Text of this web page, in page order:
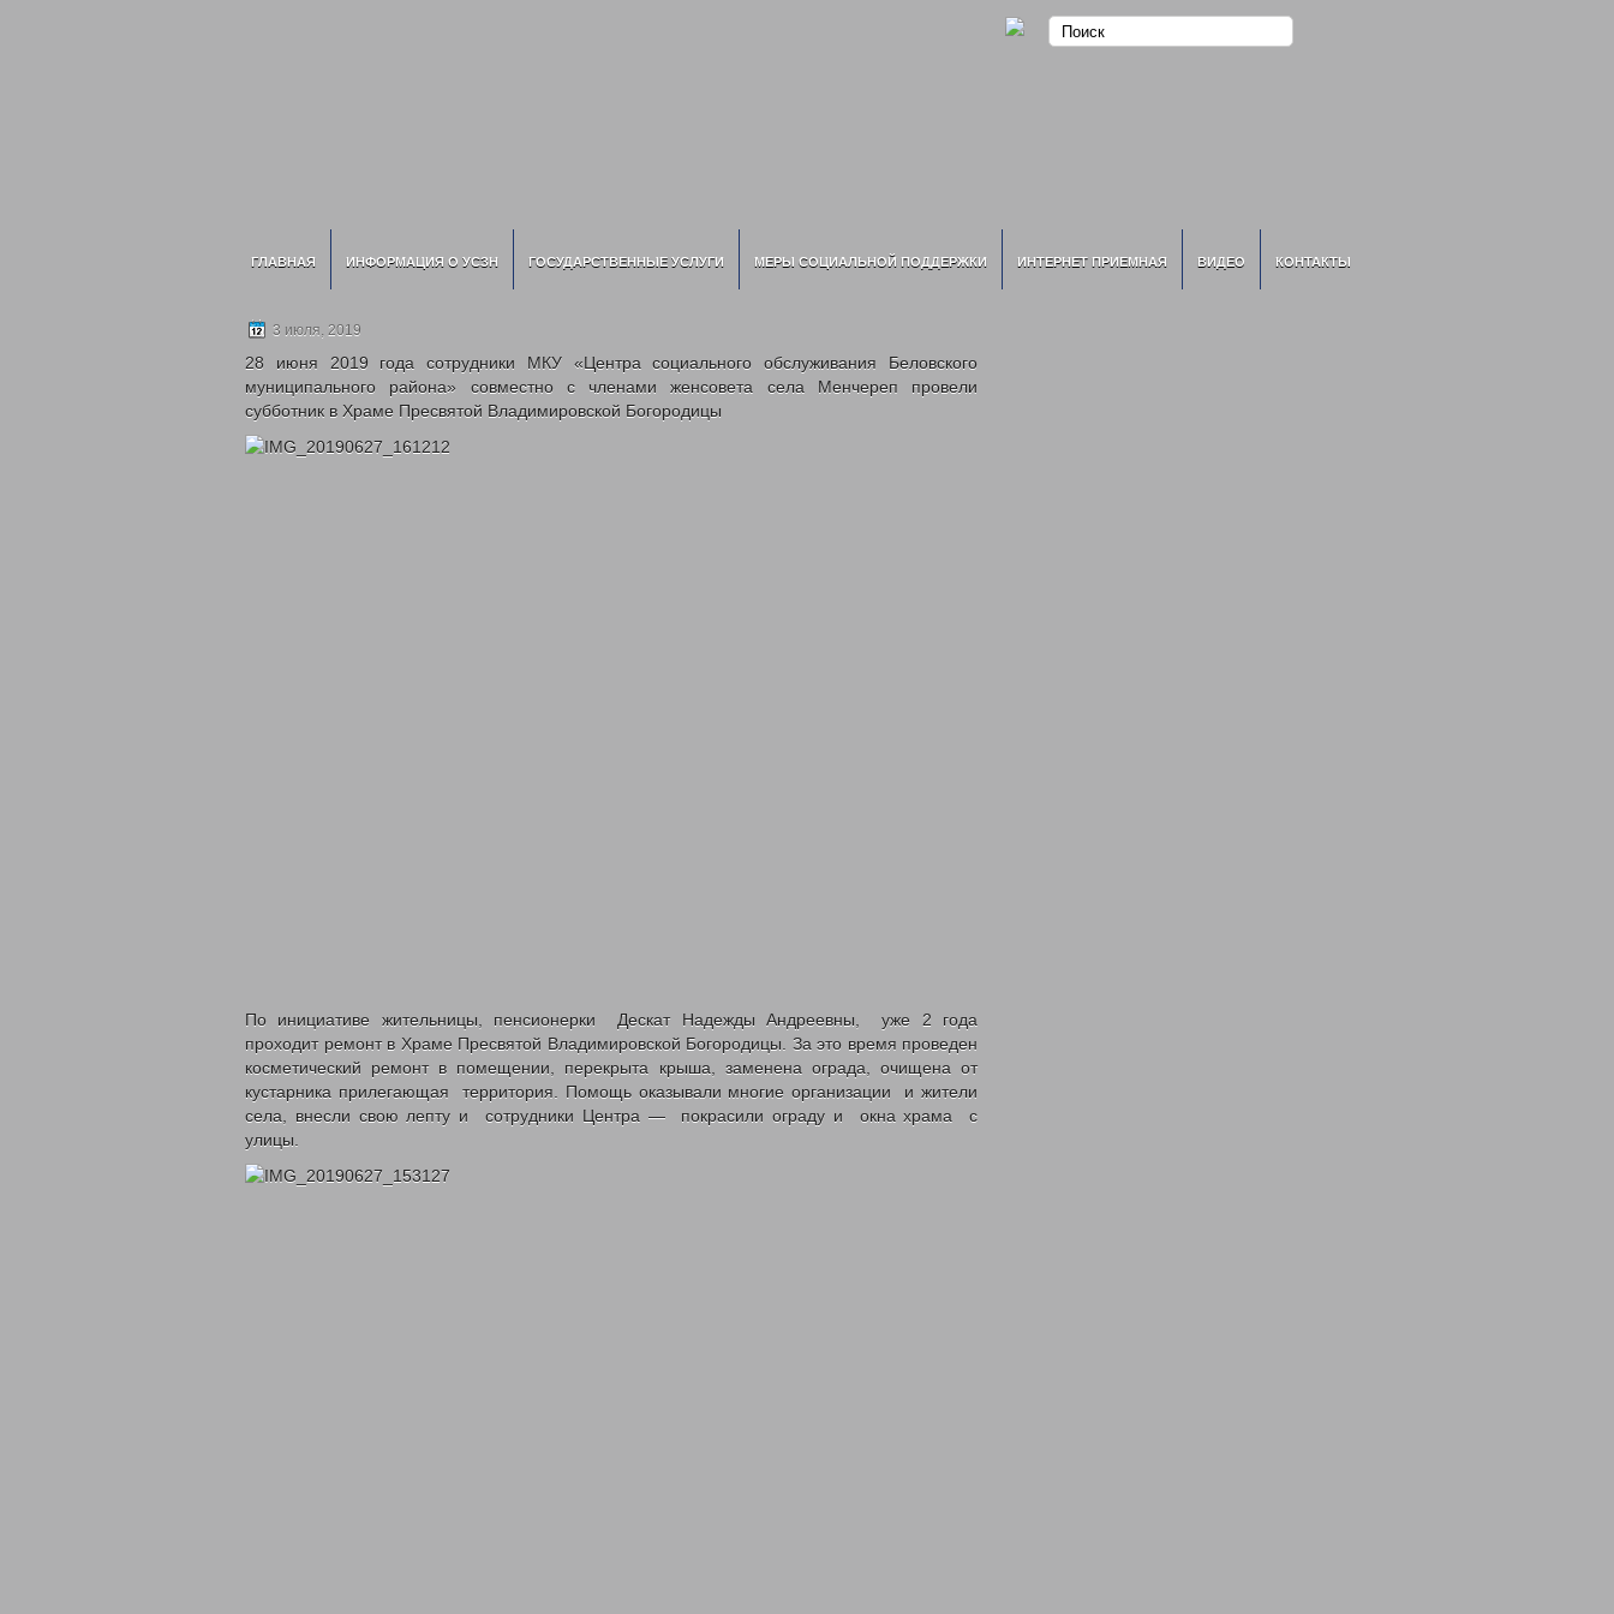
ГЛАВНАЯ ИНФОРМАЦИЯ О УСЗН ГОСУДАРСТВЕННЫЕ УСЛУГИ МЕРЫ СОЦИАЛЬНОЙ ПОДДЕРЖКИ ИНТЕРНЕТ ПРИЕМНАЯ ВИДЕО КОНТАКТЫ
3 июля, 2019
28 июня 2019 года сотрудники МКУ «Центра социального обслуживания Беловского
муниципального района» совместно с членами женсовета села Менчереп провели
субботник в Храме Пресвятой Владимировской Богородицы
По инициативе жительницы, пенсионерки Дескат Надежды Андреевны, уже 2 года
проходит ремонт в Храме Пресвятой Владимировской Богородицы. За это время проведен
косметический ремонт в помещении, перекрыта крыша, заменена ограда, очищена от
кустарника прилегающая территория. Помощь оказывали многие организации и жители
села, внесли свою лепту и сотрудники Центра — покрасили ограду и окна храма с
улицы.